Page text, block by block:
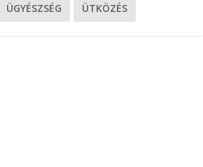
ÜGYÉSZSÉG ÜTKÖZÉS